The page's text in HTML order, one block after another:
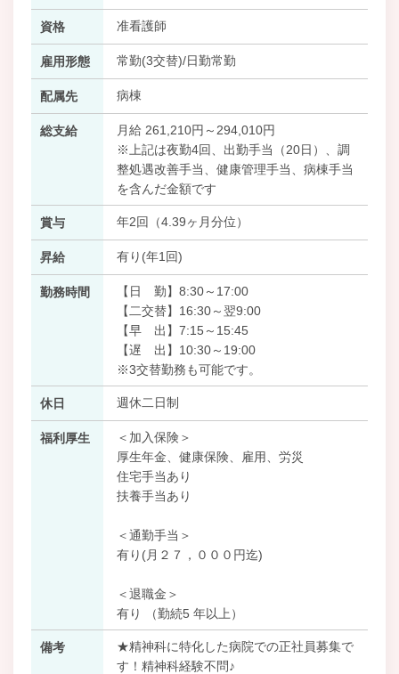
資格 准看護師
雇用形態 常勤(3交替)/日勤常勤
配属先 病棟
総支給
月給 261,210円～294,010円
※上記は夜勤4回、出勤手当（20日）、調
整処遇改善手当、健康管理手当、病棟手当
を含んだ金額です
賞与 年2回（4.39ヶ月分位）
昇給 有り(年1回)
勤務時間
【日 勤】8:30～17:00
【二交替】16:30～翌9:00
【早 出】7:15～15:45
【遅 出】10:30～19:00
※3交替勤務も可能です。
休日 週休二日制
福利厚生
＜加入保険＞
厚生年金、健康保険、雇用、労災
住宅手当あり
扶養手当あり
＜通勤手当＞
有り(月２７，０００円迄)
＜退職金＞
有り （勤続5 年以上）
備考
★精神科に特化した病院での正社員募集で
す！精神科経験不問♪